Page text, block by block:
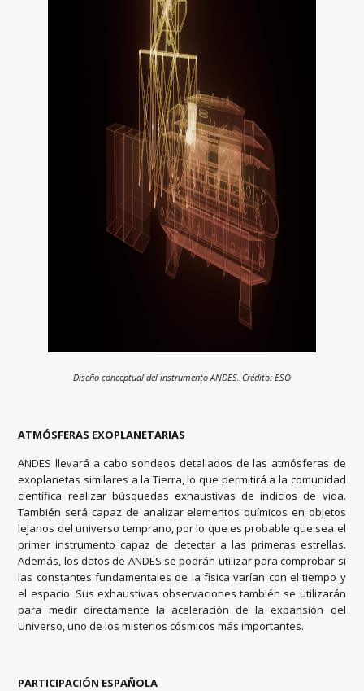
Diseño conceptual del instrumento ANDES. Crédito: ESO
ATMÓSFERAS EXOPLANETARIAS
ANDES llevará a cabo sondeos detallados de las atmósferas de
exoplanetas similares a la Tierra, lo que permitirá a la comunidad
científica realizar búsquedas exhaustivas de indicios de vida.
También será capaz de analizar elementos químicos en objetos
lejanos del universo temprano, por lo que es probable que sea el
primer instrumento capaz de detectar a las primeras estrellas.
Además, los datos de ANDES se podrán utilizar para comprobar si
las constantes fundamentales de la física varían con el tiempo y
el espacio. Sus exhaustivas observaciones también se utilizarán
para medir directamente la aceleración de la expansión del
Universo, uno de los misterios cósmicos más importantes.
PARTICIPACIÓN ESPAÑOLA